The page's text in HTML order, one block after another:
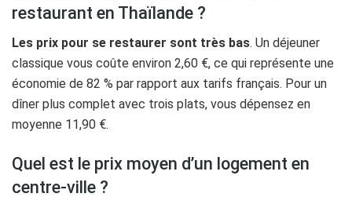
restaurant en Thaïlande ?
Les prix pour se restaurer sont très bas. Un déjeuner
classique vous coûte environ 2,60 €, ce qui représente une
économie de 82 % par rapport aux tarifs français. Pour un
dîner plus complet avec trois plats, vous dépensez en
moyenne 11,90 €.
Quel est le prix moyen d’un logement en
centre-ville ?